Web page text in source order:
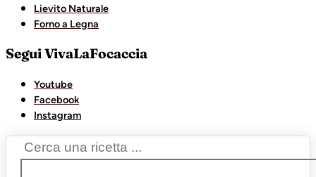
Lievito Naturale
Forno a Legna
Segui VivaLaFocaccia
Youtube
Facebook
Instagram
Search
...